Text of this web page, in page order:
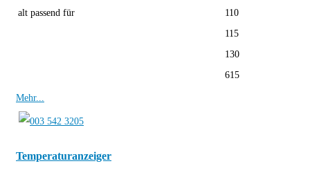
alt passend für
110
115
130
615
Mehr...
Temperaturanzeiger